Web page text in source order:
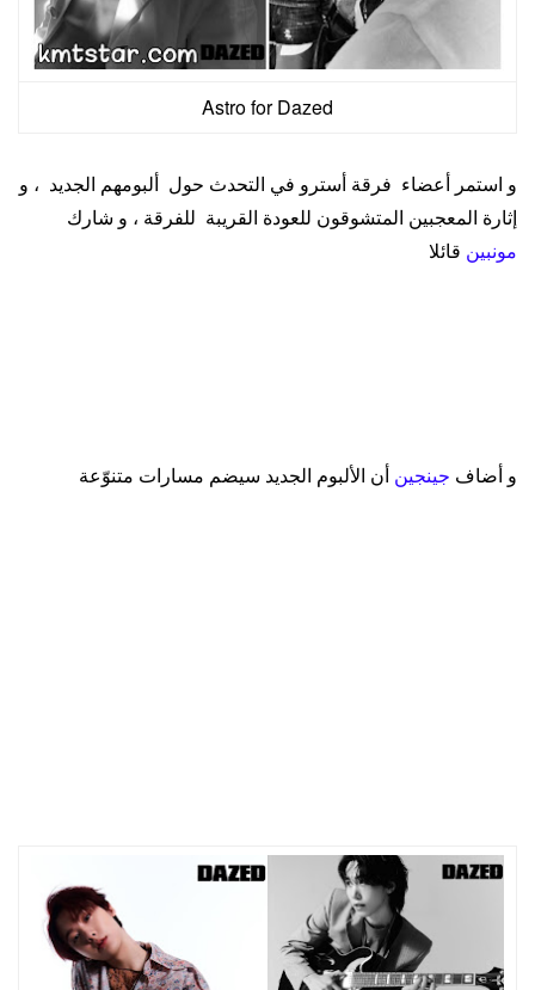
Astro for Dazed
و استمر أعضاء فرقة أسترو في التحدث حول ألبومهم الجديد ، و
إثارة المعجبين المتشوقون للعودة القريبة للفرقة ، و شارك
مونبين قائلا
و أضاف جينجين أن الألبوم الجديد سيضم مسارات متنوّعة